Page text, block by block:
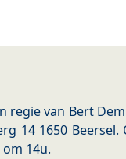
regie van Bert
14 1650
14u.